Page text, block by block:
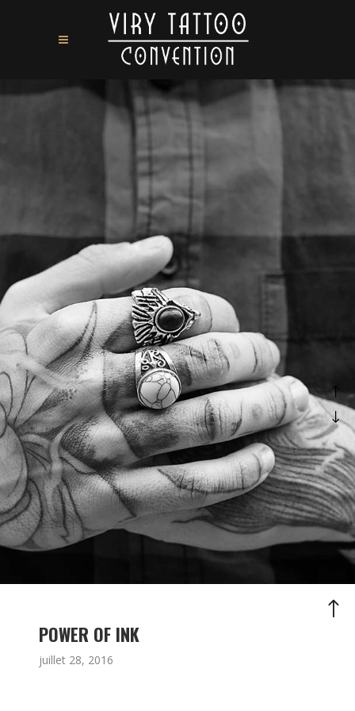
POWER OF INK
juillet 28, 2016